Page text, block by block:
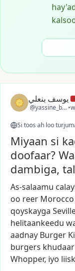
يوسف بنعلي
@yassine_ben2
•
Si toos ah loo
Miyaan si
doofaar?
dambiga,
As-salaamu
oo reer Morocco
qoyskayga
helitaankeedu
aadnay Burger
burgers khudaar
Whopper, iyo